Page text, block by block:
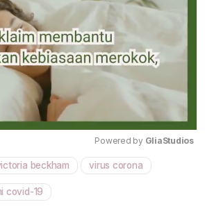
Mute
Powered by GliaStudios
beckham virus corona
covid-19